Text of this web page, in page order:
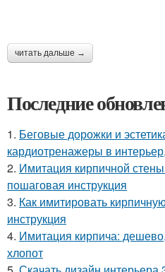
читать дальше →
Последние
1. Беговые дорожки и
кардиотренажеры в
2. Имитация кирпичной
пошаговая инструкция
3. Как имитировать
инструкция
4. Имитация кирпича:
хлопот